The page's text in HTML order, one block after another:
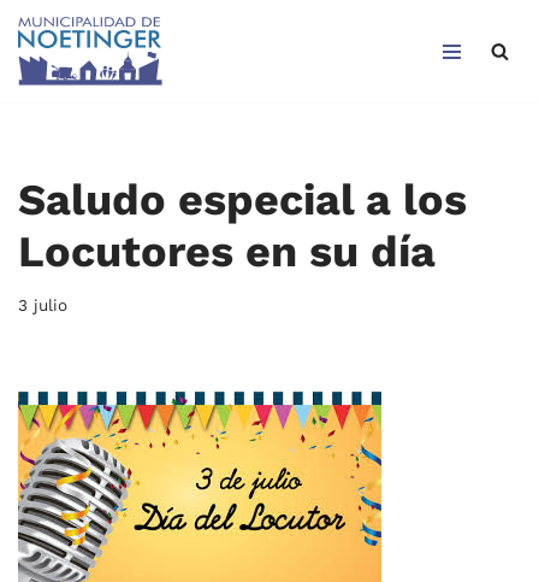
Saltar
Saludo especial a los
Locutores en su día
3 julio